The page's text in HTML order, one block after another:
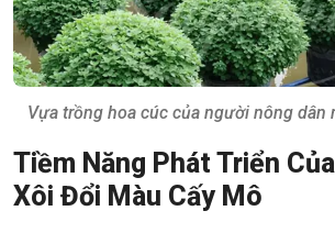
Vựa trồng hoa cúc của người nông dân
Tiềm Năng Phát Triển
Xôi Đổi Màu Cấy Mô